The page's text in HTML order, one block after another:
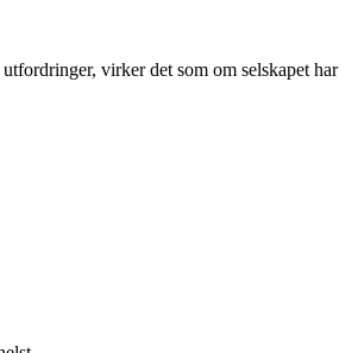
virker det som om selskapet har